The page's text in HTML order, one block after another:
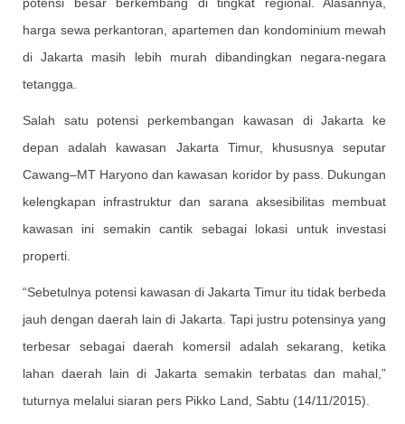
harga sewa perkantoran, apartemen dan kondominium mewah
di Jakarta masih lebih murah dibandingkan negara-negara
tetangga.
Salah satu potensi perkembangan kawasan di Jakarta ke
depan adalah kawasan Jakarta Timur, khususnya seputar
Cawang–MT Haryono dan kawasan koridor by pass. Dukungan
kelengkapan infrastruktur dan sarana aksesibilitas membuat
kawasan ini semakin cantik sebagai lokasi untuk investasi
properti.
“Sebetulnya potensi kawasan di Jakarta Timur itu tidak berbeda
jauh dengan daerah lain di Jakarta. Tapi justru potensinya yang
terbesar sebagai daerah komersil adalah sekarang, ketika
lahan daerah lain di Jakarta semakin terbatas dan mahal,”
tuturnya melalui siaran pers Pikko Land, Sabtu (14/11/2015).